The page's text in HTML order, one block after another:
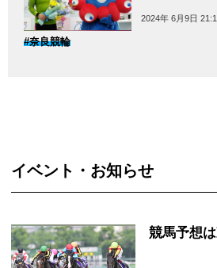
2024年 6月9日
#奈良競輪
イベント・お知らせ
競馬予想